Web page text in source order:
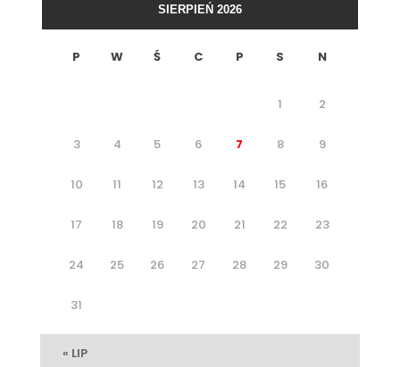
SIERPIEŃ 2026
P W Ś C P S N
1 2
3 4 5 6 7 8 9
10 11 12 13 14 15 16
17 18 19 20 21 22 23
24 25 26 27 28 29 30
31
« LIP